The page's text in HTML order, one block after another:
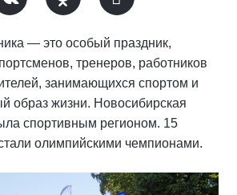
— это особый праздник,
тренеров, работников
занимающихся спортом и
образ жизни. Новосибирская
спортивным регионом. 15
олимпийскими чемпионами.